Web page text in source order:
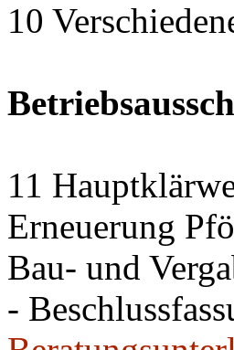
10
11
Erneuerung
Bau- und
-